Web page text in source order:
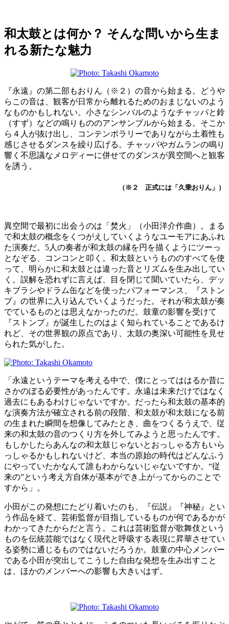
和太鼓とは何か？ そんな問いから生ま
れる新たな魅力
『永遠』の第二部もおりん（※２）の音から始まる。どうや
らこの音は、観客が日常から離れるためのおまじないのよう
なものかもしれない。小さなシンバルのようなチャッパと鈴
（すず）などの鳴りもののアンサンブルから始まる。そこか
ら４人が抜け出し、コンテンポラリーでありながら土着性も
感じさせるダンスを繰り広げる。チャッパやガムランの鳴り
響く不思議なメロディーに併せてのダンスが異空間へと観客
を誘う。
（※２ 正式には「久乗おりん」）
異空間で最初に出会うのは「焚火」（小田洋介作曲）。まる
で和太鼓の概念をくつがえしていくようなユーモアにあふれ
た演奏だ。5人の奏者が和太鼓の縁を円を描くようにツーっ
となぞる、コンコンと叩く。和太鼓というもののすべてを使
って、明らかに和太鼓とは違った音とリズムを生み出してい
く。誤解を恐れずに言えば、目を閉じて聞いていたら、デッ
キブラシやドラム缶などを使ったパフォーマンス、『ストン
プ』の世界に入り込んでいくようだった。それが和太鼓が奏
でているものとは思えなかったのだ。鼓童の影響を受けて
『ストンプ』が誕生したのはよく知られていることであるけ
れど、その世界観の原点であり、太鼓の奥深い可能性を見せ
られた気がした。
「永遠というテーマを考える中で、僕にとってははるか昔に
さかのぼる必要性があったんです。永遠は未来だけではなく
過去にもあるわけじゃないですか。だったら和太鼓の基本的
な演奏方法が確立される前の段階、和太鼓が和太鼓になる前
の生まれた瞬間を想像してみたとき、曲をつくるうえで、従
来の和太鼓の音のつくり方を外してみようと思ったんです。
もしかしたらあんなの和太鼓じゃないとおっしゃる方もいら
っしゃるかもしれないけど、本当の原始の時代はどんなふう
にやっていたかなんて誰もわからないじゃないですか。“従
来の”という考え方自体が基本ができ上がってからのことで
すから」。
小田がこの発想にたどり着いたのも、『伝説』『神秘』とい
う作品を経て、芸術監督が目指しているものが何であるかが
わかってきたからだと言う。これは芸術監督が歌舞伎という
ものを伝統芸能ではなく現代と呼吸する表現に昇華させてい
る姿勢に通じるものではないだろうか。鼓童の中心メンバー
である小田が突出してこうした自由な発想を生み出すこと
は、ほかのメンバーへの影響も大きいはず。